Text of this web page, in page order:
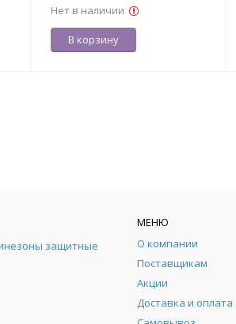
Нет в наличии
В корзину
защитные
МЕНЮ
О компании
Поставщикам
Акции
Доставка и оплата